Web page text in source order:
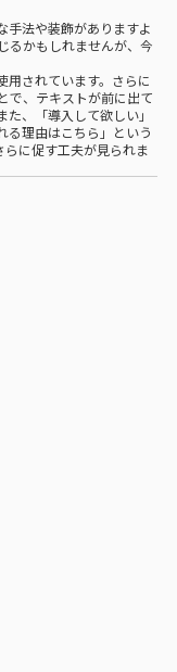
手法や装飾がありますよ
るかもしれませんが、今
用されています。さらに
で、テキストが前に出て
、「導入して欲しい」
る理由はこちら」という
に促す工夫が見られま